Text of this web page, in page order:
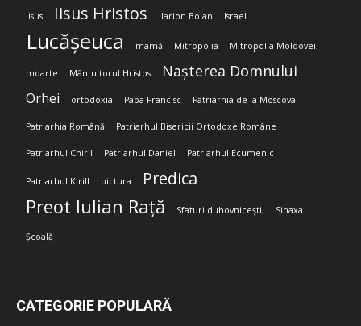
Iisus Iisus Hristos Ilarion Boian Israel
Lucășeuca mamă Mitropolia Mitropolia Moldovei;
moarte Mântuitorul Hristos Nașterea Domnului
Orhei ortodoxia Papa Francisc Patriarhia de la Moscova
Patriarhia Română Patriarhul Bisericii Ortodoxe Române
Patriarhul Chiril Patriarhul Daniel Patriarhul Ecumenic
Patriarhul Kirill pictura Predica
Preot Iulian Rață Sfaturi duhovnicești; Sinaxa
Școală
CATEGORIE POPULARĂ